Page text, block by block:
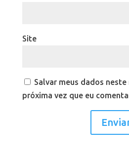
Site
Salvar meus dados
próxima vez que eu